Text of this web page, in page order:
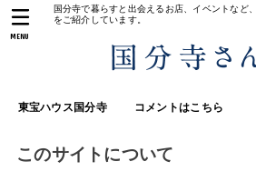
国分寺で暮らすと出会えるお店、イベントなど
をご紹介しています。
東宝ハウス国分寺 コメントはこちら
MENU
このサイトについて